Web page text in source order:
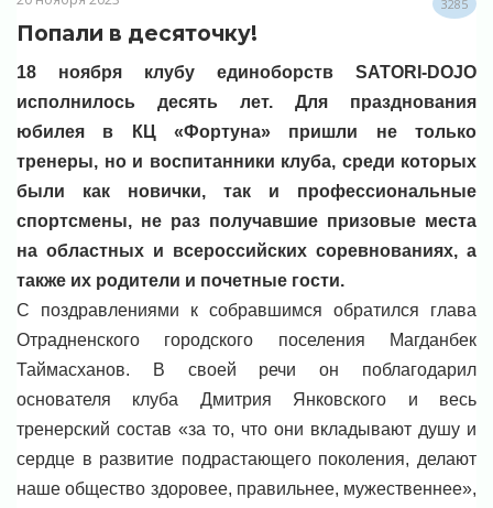
3285
Попали в десяточку!
18 ноября клубу единоборств SATORI-DOJO
исполнилось десять лет. Для празднования
юбилея в КЦ «Фортуна» пришли не только
тренеры, но и воспитанники клуба, среди которых
были как новички, так и профессиональные
спортсмены, не раз получавшие призовые места
на областных и всероссийских соревнованиях, а
также их родители и почетные гости.
С поздравлениями к собравшимся обратился глава
Отрадненского городского поселения Магданбек
Таймасханов. В своей речи он поблагодарил
основателя клуба Дмитрия Янковского и весь
тренерский состав «за то, что они вкладывают душу и
сердце в развитие подрастающего поколения, делают
наше общество здоровее, правильнее, мужественнее»,